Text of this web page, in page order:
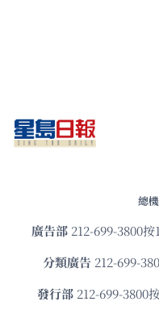
總機
廣告部212-699-3800按
分類廣告 212-699-
發⾏部 212-699-3800